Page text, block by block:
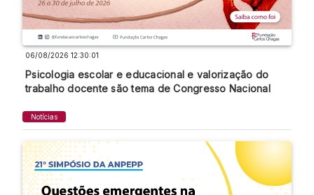
06/08/2026 12:30:01
Psicologia escolar e educacional e valorização do
trabalho docente são tema de Congresso Nacional
Notícias